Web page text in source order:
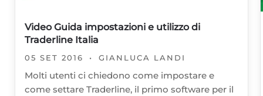
Video Guida impostazioni e utilizzo di
Traderline Italia
05 SET 2016 • GIANLUCA LANDI
Molti utenti ci chiedono come impostare e
come settare Traderline, il primo software per il